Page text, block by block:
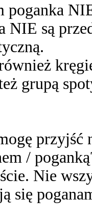
poganka
NIE są
grupą
przyjść
/
Nie
się